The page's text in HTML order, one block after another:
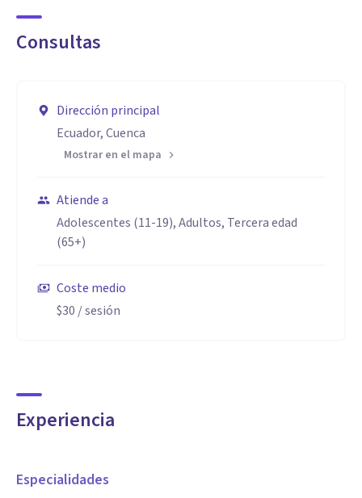
Consultas
Dirección principal
Ecuador, Cuenca
Mostrar en el mapa
Atiende a
Adolescentes (11-19), Adultos, Tercera edad
(65+)
Coste medio
$30 / sesión
Experiencia
Especialidades